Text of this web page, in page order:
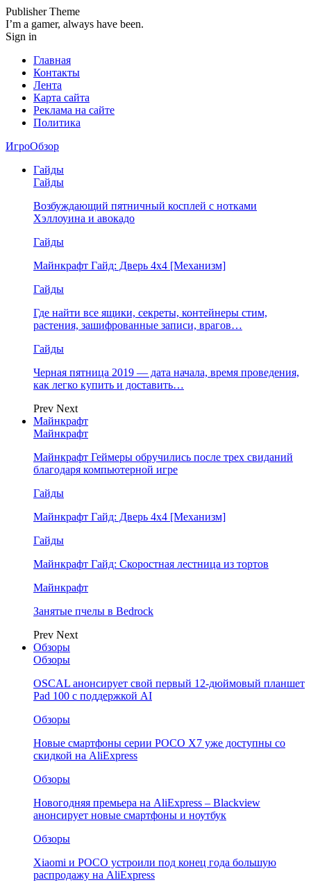
Publisher Theme
I’m a gamer, always have been.
Sign in
Главная
Контакты
Лента
Карта сайта
Реклама на сайте
Политика
ИгроОбзор
Гайды
Гайды
Возбуждающий пятничный косплей с нотками
Хэллоуина и авокадо
Гайды
Майнкрафт Гайд: Дверь 4х4 [Механизм]
Гайды
Где найти все ящики, секреты, контейнеры стим,
растения, зашифрованные записи, врагов…
Гайды
Черная пятница 2019 — дата начала, время проведения,
как легко купить и доставить…
Prev Next
Майнкрафт
Майнкрафт
Майнкрафт Геймеры обручились после трех свиданий
благодаря компьютерной игре
Гайды
Майнкрафт Гайд: Дверь 4х4 [Механизм]
Гайды
Майнкрафт Гайд: Скоростная лестница из тортов
Майнкрафт
Занятые пчелы в Bedrock
Prev Next
Обзоры
Обзоры
OSCAL анонсирует свой первый 12-дюймовый планшет
Pad 100 с поддержкой AI
Обзоры
Новые смартфоны серии POCO X7 уже доступны со
скидкой на AliExpress
Обзоры
Новогодняя премьера на AliExpress – Blackview
анонсирует новые смартфоны и ноутбук
Обзоры
Xiaomi и POCO устроили под конец года большую
распродажу на AliExpress